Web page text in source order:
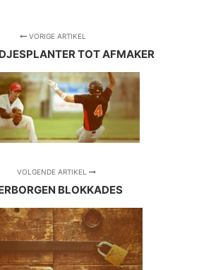
VORIGE ARTIKEL
TOT AFMAKER
VOLGENDE ARTIKEL
BLOKKADES